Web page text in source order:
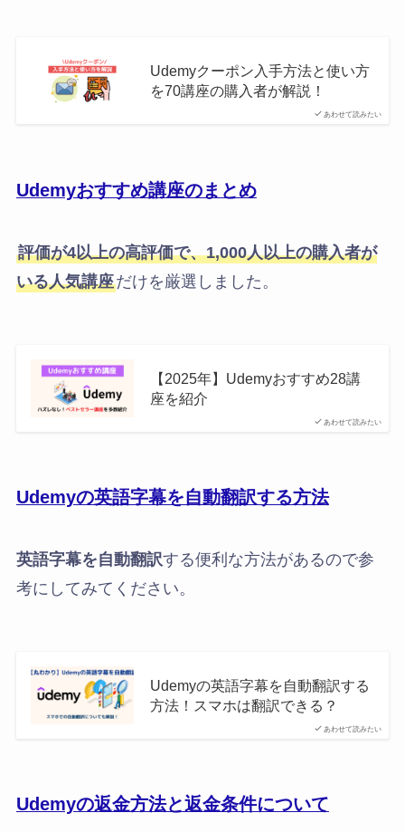
あわせて読みたい
Udemyクーポン入手方法と使い方
を70講座の購入者が解説！
Udemyおすすめ講座のまとめ
評価が4以上の高評価で、1,000人以上の購入者が
いる人気講座だけを厳選しました。
あわせて読みたい
【2025年】Udemyおすすめ28講
座を紹介
Udemyの英語字幕を自動翻訳する方法
英語字幕を自動翻訳する便利な方法があるので参
考にしてみてください。
あわせて読みたい
Udemyの英語字幕を自動翻訳する
方法！スマホは翻訳できる？
Udemyの返金方法と返金条件について